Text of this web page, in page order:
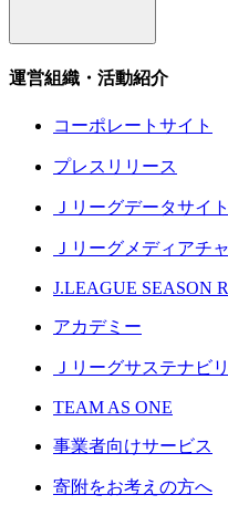
運営組織・活動紹介
コーポレートサイト
プレスリリース
Ｊリーグデータサイト
Ｊリーグメディアチ
J.LEAGUE SEASON
アカデミー
Ｊリーグサステナビ
TEAM AS ONE
事業者向けサービス
寄附をお考えの方へ